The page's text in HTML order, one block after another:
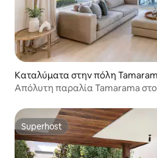
Καταλύματα στην πόλη
Απόλυτη παραλία Tamarama
Superhost
Superhost